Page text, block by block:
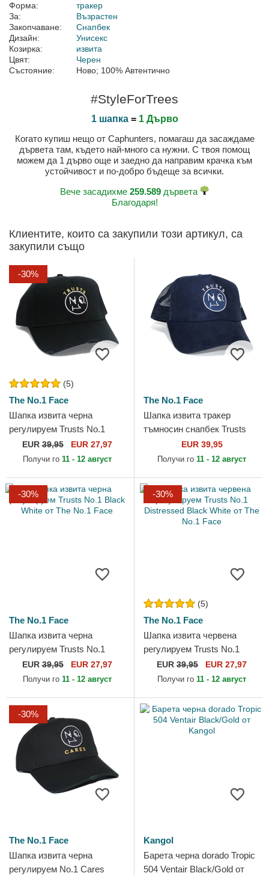
Форма:
тракер
За:
Възрастен
Закопчаване:
Снапбек
Дизайн:
Унисекс
Козирка:
извита
Цвят:
Черен
Състояние:
Ново; 100% Автентично
#StyleForTrees
1 шапка= 1 Дърво
Когато купиш нещо от Caphunters, помагаш да засаждаме
дървета там, където най-много са нужни. С твоя помощ
можем да 1 дърво още и заедно да направим крачка към
устойчивост и по-добро бъдеще за всички.
Вече засадихме 259.589 дървета
Благодаря!
Клиентите, които са закупили този артикул, са
закупили също
-30%
(5)
The No.1 Face
Шапка извита черна
регулируем Trusts No.1
Distressed Black Gold от
The No.1 Face
EUR39,95 EUR 27,97
Получи го 11 - 12 август
The No.1 Face
Шапка извита тракер
тъмносин снапбек Trusts
No.1 Suede Navy White от
The No.1 Face
EUR 39,95
Получи го 11 - 12 август
-30%
The No.1 Face
Шапка извита черна
регулируем Trusts No.1
Black White от The No.1
Face
EUR39,95 EUR 27,97
Получи го 11 - 12 август
-30%
(5)
The No.1 Face
Шапка извита червена
регулируем Trusts No.1
Distressed Black White от
The No.1 Face
EUR 39,95 EUR 27,97
Получи го 11 - 12 август
-30%
The No.1 Face
Шапка извита черна
регулируем No.1 Cares
Kangol
Барета черна dorado Tropic
504 Ventair Black/Gold от